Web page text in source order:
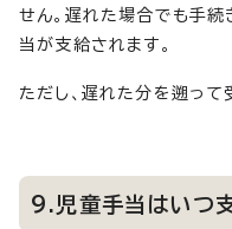
せん。遅れた場合でも手
当が支給されます。
ただし、遅れた分を遡って
9.児童手当はいつ